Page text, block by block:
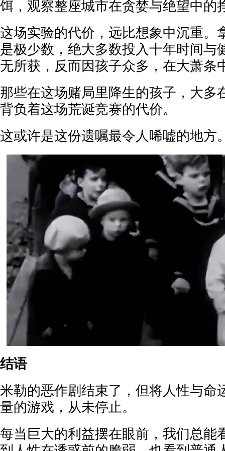
饵，观察整座城市在贪婪与绝望中的
这场实验的代价，远比想象中沉重。
是极少数，绝大多数投入十年时间与
无所获，反而因孩子众多，在大萧条
那些在这场赌局里降生的孩子，大多
背负着这场荒诞竞赛的代价。
这或许是这份遗嘱最令人唏嘘的地方
结语
米勒的恶作剧结束了，但将人性与命
量的游戏，从未停止。
每当巨大的利益摆在眼前，我们总能